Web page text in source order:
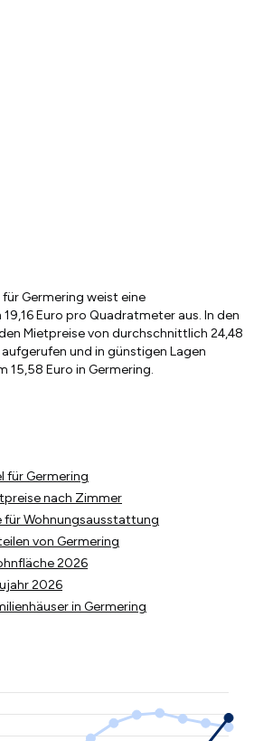
Germering weist eine
Euro pro Quadratmeter aus. In den
Mietpreise von durchschnittlich 24,48
und in günstigen Lagen
Euro in Germering.
für Germering
nach Zimmer
für Wohnungsausstattung
von Germering
2026
2026
in Germering